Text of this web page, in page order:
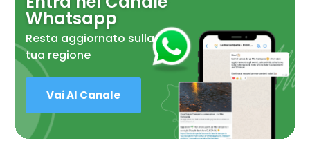
Whatsapp
Resta aggiornato sulla
tua regione
Vai Al Canale